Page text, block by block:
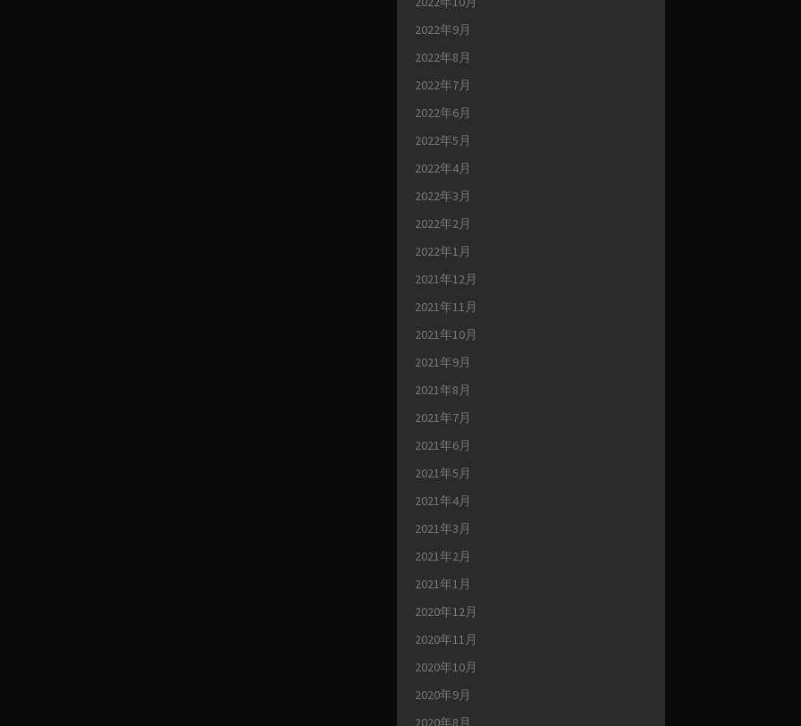
2022年9月
2022年8月
2022年7月
2022年6月
2022年5月
2022年4月
2022年3月
2022年2月
2022年1月
2021年12月
2021年11月
2021年10月
2021年9月
2021年8月
2021年7月
2021年6月
2021年5月
2021年4月
2021年3月
2021年2月
2021年1月
2020年12月
2020年11月
2020年10月
2020年9月
2020年8月